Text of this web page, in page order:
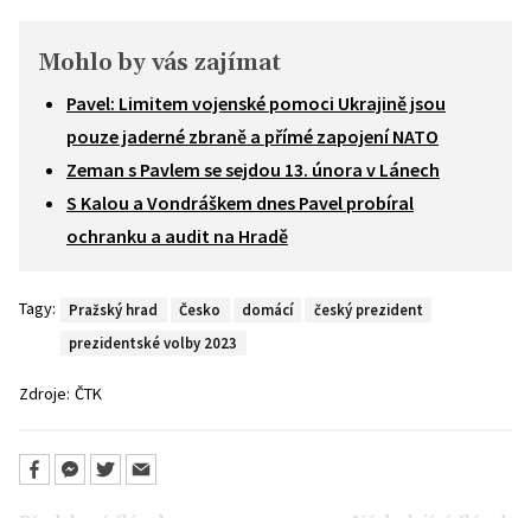
Mohlo by vás zajímat
Pavel: Limitem vojenské pomoci Ukrajině jsou
pouze jaderné zbraně a přímé zapojení NATO
Zeman s Pavlem se sejdou 13. února v Lánech
S Kalou a Vondráškem dnes Pavel probíral
ochranku a audit na Hradě
Tagy: Pražský hrad Česko domácí
český prezident
prezidentské volby 2023
Zdroje: ČTK